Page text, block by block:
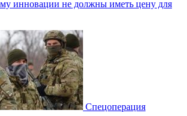
инновации не должны иметь цену для
Спецоперация